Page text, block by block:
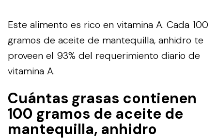
Este alimento es rico en vitamina A. Cada 100
gramos de aceite de mantequilla, anhidro te
proveen el 93% del requerimiento diario de
vitamina A.
Cuántas grasas contienen
100 gramos de aceite de
mantequilla, anhidro